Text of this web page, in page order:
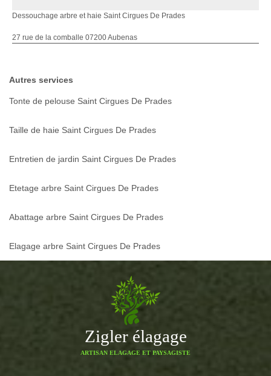
Dessouchage arbre et haie Saint Cirgues De Prades
27 rue de la comballe 07200 Aubenas
Autres services
Tonte de pelouse Saint Cirgues De Prades
Taille de haie Saint Cirgues De Prades
Entretien de jardin Saint Cirgues De Prades
Etetage arbre Saint Cirgues De Prades
Abattage arbre Saint Cirgues De Prades
Elagage arbre Saint Cirgues De Prades
Zigler élagage
ARTISAN ELAGAGE ET PAYSAGISTE